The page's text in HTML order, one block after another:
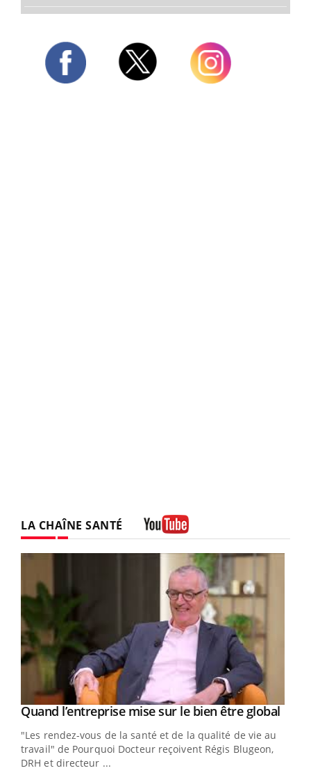
LA CHAÎNE SANTÉ
Youtube
Quand l’entreprise mise sur le bien être global
"Les rendez-vous de la santé et de la qualité de vie au
travail" de Pourquoi Docteur reçoivent Régis Blugeon,
DRH et directeur ...